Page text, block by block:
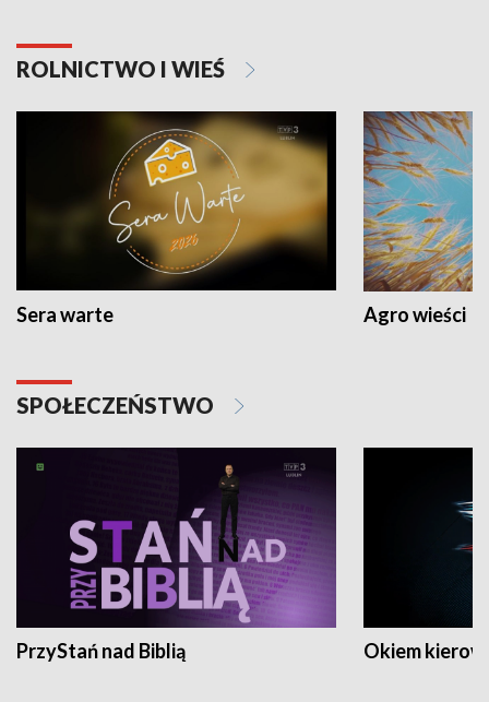
ROLNICTWO I WIEŚ
Sera warte Agro wieści
SPOŁECZEŃSTWO
PrzyStań nad Biblią Okiem